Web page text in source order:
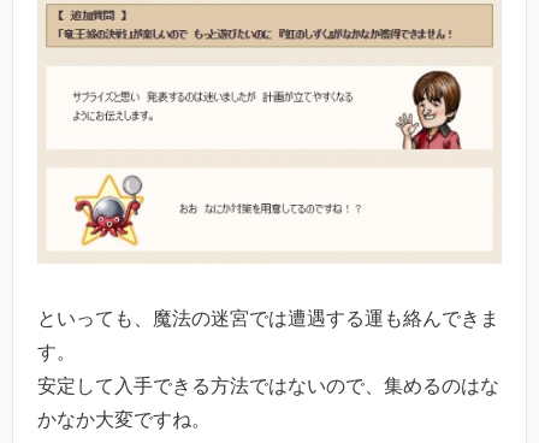
といっても、魔法の迷宮では遭遇する運も絡んできま
す。
安定して入手できる方法ではないので、集めるのはな
かなか大変ですね。